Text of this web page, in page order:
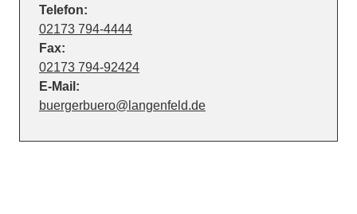
Telefon:
02173 794-4444
Fax:
02173 794-92424
E-Mail:
buergerbuero@langenfeld.de